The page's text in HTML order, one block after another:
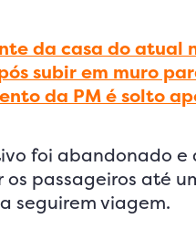
da casa do atual
subir em muro
da PM é solto
foi abandonado
passageiros até
seguirem viagem.